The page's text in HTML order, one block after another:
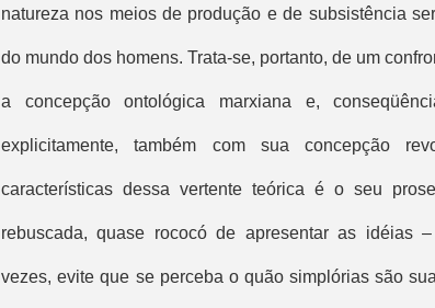
natureza nos meios de produção e de subsistência
do mundo dos homens. Trata-se, portanto, de um
a concepção ontológica marxiana e,
explicitamente, também com sua concepção
características dessa vertente teórica é o seu
rebuscada, quase rococó de apresentar as idéias
vezes, evite que se perceba o quão simplórias são